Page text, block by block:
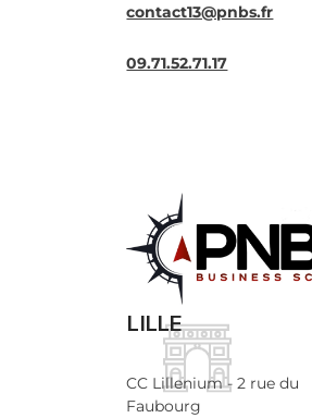
contact13@pnbs.fr
09.71.52.71.17
LILLE
CC Lillenium - 2 rue du
Faubourg